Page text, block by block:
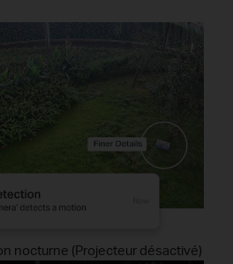
nocturne (Projecteur désactivé)